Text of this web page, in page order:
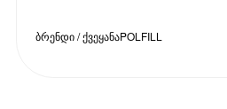
ბრენდი / ქვეყანაPOLFILL